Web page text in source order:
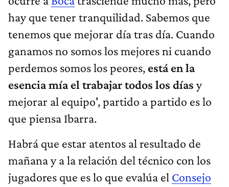
hay que tener tranquilidad. Sabemos que
tenemos que mejorar día tras día. Cuando
ganamos no somos los mejores ni cuando
perdemos somos los peores, está en la
esencia mía el trabajar todos los días y
mejorar al equipo', partido a partido es lo
que piensa Ibarra.
Habrá que estar atentos al resultado de
mañana y a la relación del técnico con los
jugadores que es lo que evalúa el Consejo